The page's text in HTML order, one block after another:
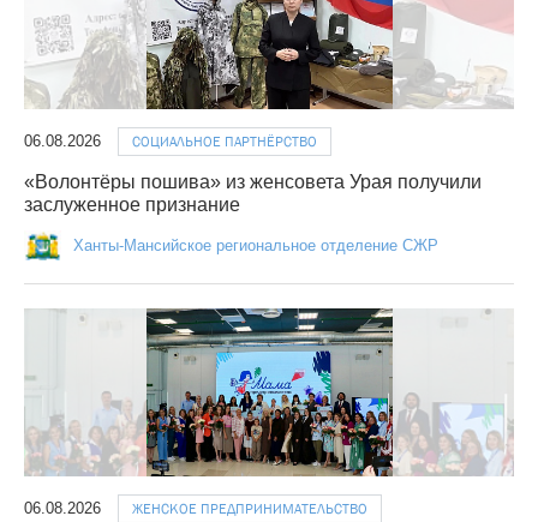
06.08.2026 СОЦИАЛЬНОЕ ПАРТНЁРСТВО
«Волонтёры пошива» из женсовета Урая получили
заслуженное признание
Ханты-Мансийское региональное отделение СЖР
06.08.2026 ЖЕНСКОЕ ПРЕДПРИНИМАТЕЛЬСТВО